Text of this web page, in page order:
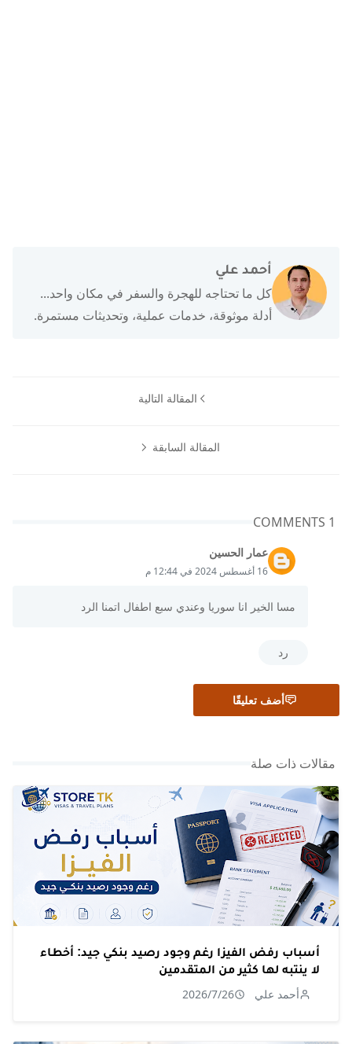
أحمد علي
كل ما تحتاجه للهجرة والسفر في مكان واحد...
أدلة موثوقة، خدمات عملية، وتحديثات مستمرة.
المقالة التالية
المقالة السابقة
1 COMMENTS
عمار الحسين
16 أغسطس 2024 في 12:44 م
مسا الخير انا سوريا وعندي سبع اطفال اتمنا الرد
رد
أضف تعليقًا
مقالات ذات صلة
أسباب رفض الفيزا رغم وجود رصيد بنكي جيد: أخطاء
لا ينتبه لها كثير من المتقدمين
أحمد علي 2026/7/26